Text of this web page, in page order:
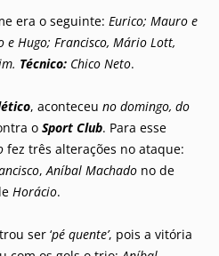
era o seguinte: Eurico; Mauro e
e Hugo; Francisco, Mário Lott,
Técnico: Chico Neto.
, aconteceu no domingo, do
o Sport Club. Para esse
fez três alterações no ataque:
,Aníbal Machado no de
Horácio.
ser ‘pé quente’, pois a vitória